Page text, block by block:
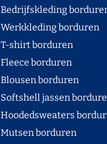
borduren
borduren
borduren
borduren
jassen
borduren